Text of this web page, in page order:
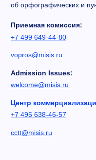
об орфографических и
Приемная комиссия:
+7 499 649-44-80
vopros@misis.ru
Admission Issues:
welcome@misis.ru
Центр
+7 495 638-46-57
cctt@misis.ru